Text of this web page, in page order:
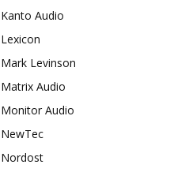
Kanto Audio
Lexicon
Mark Levinson
Matrix Audio
Monitor Audio
NewTec
Nordost